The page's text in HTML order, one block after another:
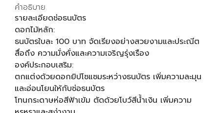
คำอธิบาย
รายละเอียดช่อธนบัตร
ดอกไม้หลัก:
ธนบัตรใบละ 100 บาท จัดเรียงอย่างสวยงามและประณีต
สื่อถึง ความมั่งคั่งและความเจริญรุ่งเรือง
องค์ประกอบเสริม:
ตกแต่งด้วยดอกยิปโซแซมระหว่างธนบัตร เพิ่มความละมุน
และอ่อนโยนให้กับช่อธนบัตร
โทนกระดาษห่อสีฟ้าเข้ม ตัดด้วยโบว์สีน้ำเงิน เพิ่มความ